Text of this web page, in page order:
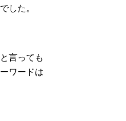
した。
言っても
ワードは